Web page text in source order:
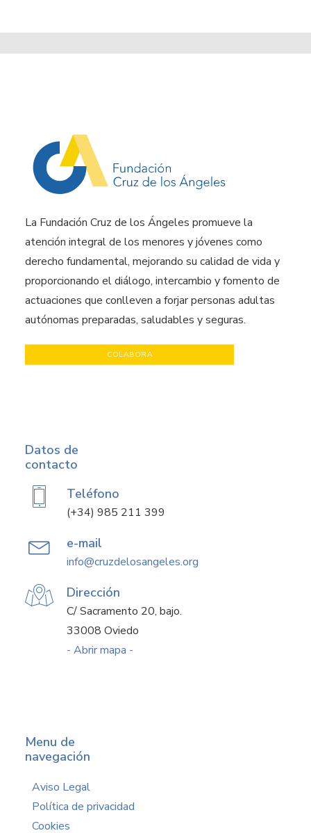
La Fundación Cruz de los Ángeles promueve la
atención integral de los menores y jóvenes como
derecho fundamental, mejorando su calidad de vida y
proporcionando el diálogo, intercambio y fomento de
actuaciones que conlleven a forjar personas adultas
autónomas preparadas, saludables y seguras.
COLABORA
Datos de
contacto
Teléfono
(+34) 985 211 399
e-mail
info@cruzdelosangeles.org
Dirección
C/ Sacramento 20, bajo.
33008 Oviedo
- Abrir mapa -
Menu de
navegación
Aviso Legal
Política de privacidad
Cookies